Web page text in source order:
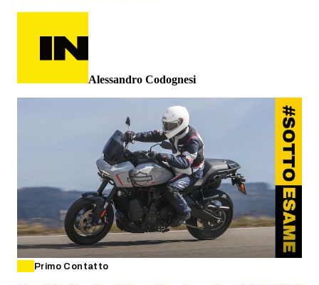
Alessandro Codognesi
Primo Contatto